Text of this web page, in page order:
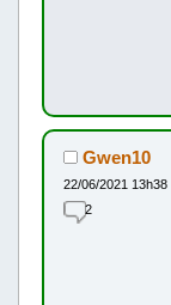
Gwen10
22/06/2021 13h38
2